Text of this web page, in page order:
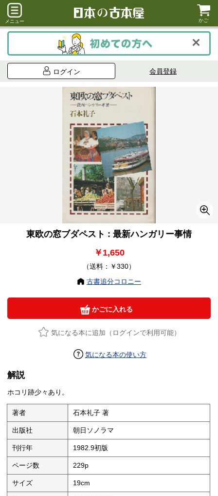
メニュー かご
ログイン 会員登録
東欧の窓ブダペスト : 最新ハンガリー事情
￥1,650
（送料：￥330）
古書追分コロニー
かごに入れる
気になる本に追加（ログインで利用可能）
気になる本の使い方
解説
ホコリ跡少々あり。
著者 石本礼子 著
出版社 朝日ソノラマ
刊行年 1982.9初版
ページ数 229p
サイズ 19cm